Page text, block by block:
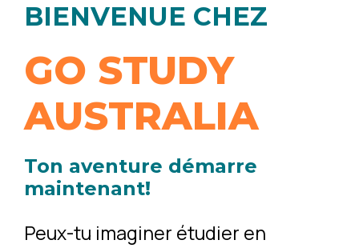
BIENVENUE CHEZ
GO STUDY
AUSTRALIA
Ton aventure démarre
maintenant!
Peux-tu imaginer étudier en